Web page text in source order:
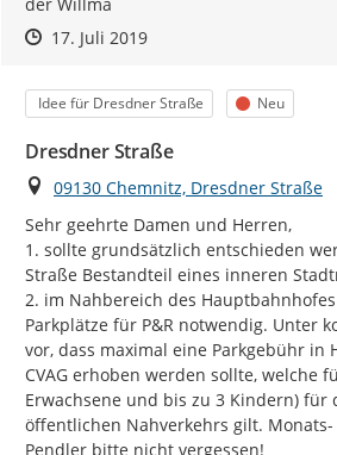
Zeitpunkt des Erstellens
Zeitpunkt des Erstellens
17. Juli 2019Zur Äußerung
Kategorie
Idee für Dresdner Straße Status
Neu
Dresdner Straße
Ort
09130 Chemnitz, Dresdner Straße
Sehr geehrte Damen und Herren,
1. sollte grundsätzlich entschieden
Straße Bestandteil eines inneren
2. im Nahbereich des
Parkplätze für P&R notwendig. Unter
vor, dass maximal eine Parkgebühr in
CVAG erhoben werden sollte, welche
Erwachsene und bis zu 3 Kindern) für
öffentlichen Nahverkehrs gilt.
Pendler bitte nicht vergessen!